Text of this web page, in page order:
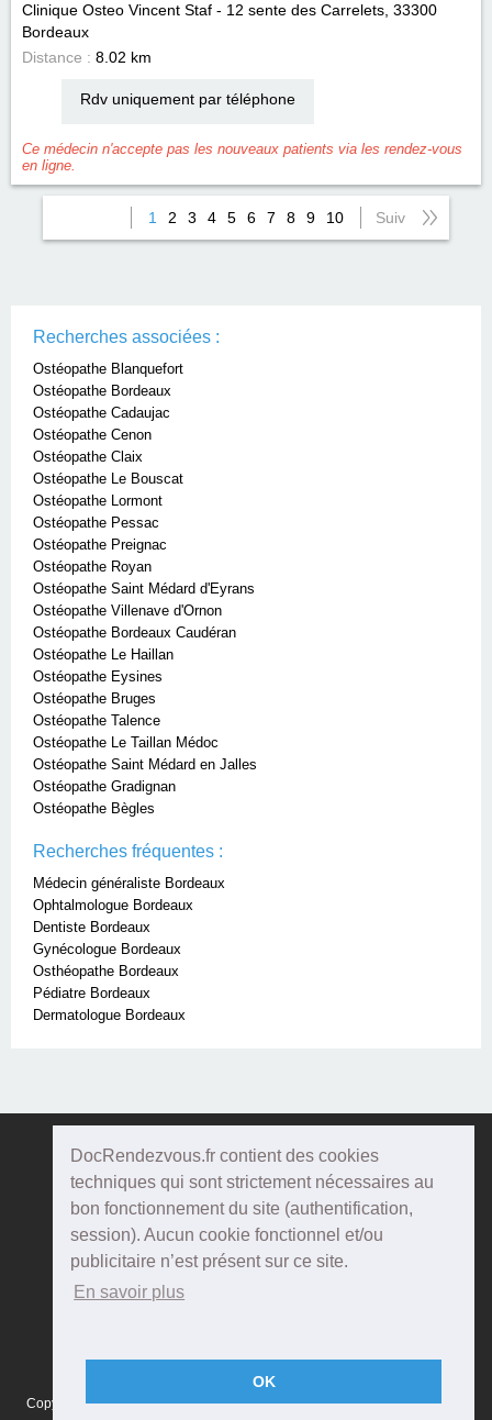
DocRendezvous.fr contient des cookies
techniques qui sont strictement nécessaires au
bon fonctionnement du site (authentification,
session). Aucun cookie fonctionnel et/ou
publicitaire n’est présent sur ce site.
En savoir plus
OK
Clinique Osteo Vincent Staf - 12 sente des Carrelets, 33300
Bordeaux
Distance : 8.02 km
Rdv uniquement par téléphone
Ce médecin n'accepte pas les nouveaux patients via les rendez-vous
en ligne.
1 2 3 4 5 6 7 8 9 10 Suiv
Recherches associées :
Ostéopathe Blanquefort
Ostéopathe Bordeaux
Ostéopathe Cadaujac
Ostéopathe Cenon
Ostéopathe Claix
Ostéopathe Le Bouscat
Ostéopathe Lormont
Ostéopathe Pessac
Ostéopathe Preignac
Ostéopathe Royan
Ostéopathe Saint Médard d'Eyrans
Ostéopathe Villenave d'Ornon
Ostéopathe Bordeaux Caudéran
Ostéopathe Le Haillan
Ostéopathe Eysines
Ostéopathe Bruges
Ostéopathe Talence
Ostéopathe Le Taillan Médoc
Ostéopathe Saint Médard en Jalles
Ostéopathe Gradignan
Ostéopathe Bègles
Recherches fréquentes :
Médecin généraliste Bordeaux
Ophtalmologue Bordeaux
Dentiste Bordeaux
Gynécologue Bordeaux
Osthéopathe Bordeaux
Pédiatre Bordeaux
Dermatologue Bordeaux
DocRendezvous
Qui sommes-nous ?
Conditions Générales d'utilisation
Copyright © 2015 DOCRENDEZVOUS, tous droits réservés - CFTS 44 rue